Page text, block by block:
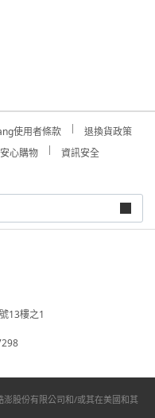
使用者條款
退換貨政策
安心購物
資訊安全
13樓之1
股份有限公司和/或其在美國和其